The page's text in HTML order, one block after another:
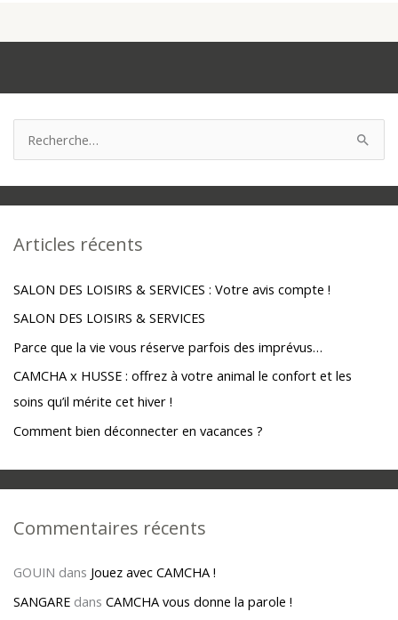
e
c
h
e
r
:
Articles récents
SALON DES LOISIRS & SERVICES : Votre avis compte !
SALON DES LOISIRS & SERVICES
Parce que la vie vous réserve parfois des imprévus…
CAMCHA x HUSSE : offrez à votre animal le confort et les
soins qu’il mérite cet hiver !
Comment bien déconnecter en vacances ?
Commentaires récents
GOUIN dans Jouez avec CAMCHA !
SANGAREdans CAMCHA vous donne la parole !